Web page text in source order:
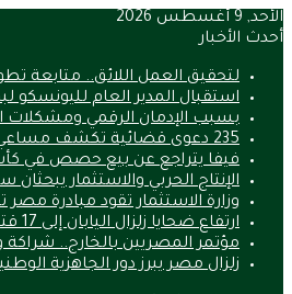
الأحد, 9 أغسطس 2026
أحدث الأخبار
لتحقيق العمل اللائق.. متابعة
استقبال المدير العام لليونسكو
بسبب الإدمان الرقمي
235 دعوى قضائية تكشف مساعي شركات الأطعمة فائقة المعالجة لتعطيل قوانين الصحة
فيفا يتراجع عن بيع حصص في كأس
الإنتاج الحربي والاستثمار
وزارة الاستثمار تقود مبادرة
ارتفاع ضحايا زلزال اليابان إلى 17 قتيلًا مع تفاقم أزمة المياه والحرارة
مؤتمر المصريين بالخارج.. شراكة
زلزال مصر يبرز دور الجاهزية